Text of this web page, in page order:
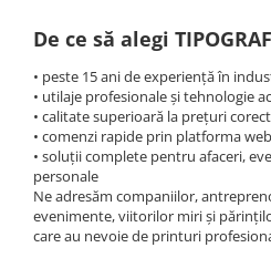
De ce să alegi
• peste 15 ani de experiență în
• utilaje profesionale și tehnologie
• calitate superioară la prețuri
• comenzi rapide prin platforma
• soluții complete pentru afaceri,
personale
Ne adresăm companiilor,
evenimente, viitorilor miri și
care au nevoie de printuri